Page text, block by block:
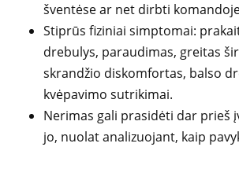
šventėse ar net dirbti
Stiprūs fiziniai simptomai:
drebulys, paraudimas, greitas
skrandžio diskomfortas, balso
kvėpavimo sutrikimai.
Nerimas gali prasidėti dar prieš
jo, nuolat analizuojant, kaip